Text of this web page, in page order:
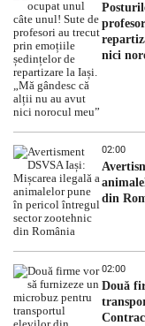
nici
02:00
din
02:00
Două